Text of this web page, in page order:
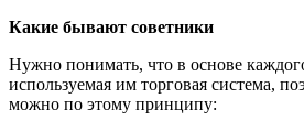
Какие бывают советники
Нужно понимать, что в основе
используемая им торговая система,
можно по этому принципу: